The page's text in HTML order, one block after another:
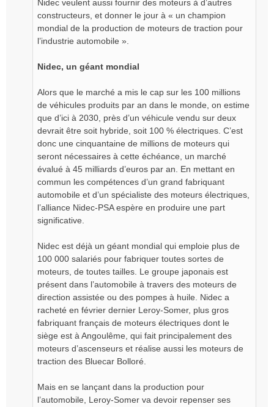
Nidec veulent aussi fournir des moteurs à d’autres
constructeurs, et donner le jour à « un champion
mondial de la production de moteurs de traction pour
l’industrie automobile ».
Nidec, un géant mondial
Alors que le marché a mis le cap sur les 100 millions
de véhicules produits par an dans le monde, on estime
que d’ici à 2030, près d’un véhicule vendu sur deux
devrait être soit hybride, soit 100 % électriques. C’est
donc une cinquantaine de millions de moteurs qui
seront nécessaires à cette échéance, un marché
évalué à 45 milliards d’euros par an. En mettant en
commun les compétences d’un grand fabriquant
automobile et d’un spécialiste des moteurs électriques,
l’alliance Nidec-PSA espère en produire une part
significative.
Nidec est déjà un géant mondial qui emploie plus de
100 000 salariés pour fabriquer toutes sortes de
moteurs, de toutes tailles. Le groupe japonais est
présent dans l’automobile à travers des moteurs de
direction assistée ou des pompes à huile. Nidec a
racheté en février dernier Leroy-Somer, plus gros
fabriquant français de moteurs électriques dont le
siège est à Angoulême, qui fait principalement des
moteurs d’ascenseurs et réalise aussi les moteurs de
traction des Bluecar Bolloré.
Mais en se lançant dans la production pour
l’automobile, Leroy-Somer va devoir repenser ses